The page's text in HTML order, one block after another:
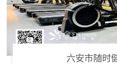
六安市随时